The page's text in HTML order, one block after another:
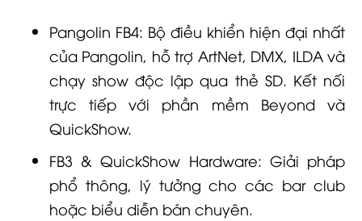
Pangolin FB4: Bộ điều khiển hiện đại nhất
của Pangolin, hỗ trợ ArtNet, DMX, ILDA và
chạy show độc lập qua thẻ SD. Kết nối
trực tiếp với phần mềm Beyond và
QuickShow.
FB3 & QuickShow Hardware: Giải pháp
phổ thông, lý tưởng cho các bar club
hoặc biểu diễn bán chuyên.